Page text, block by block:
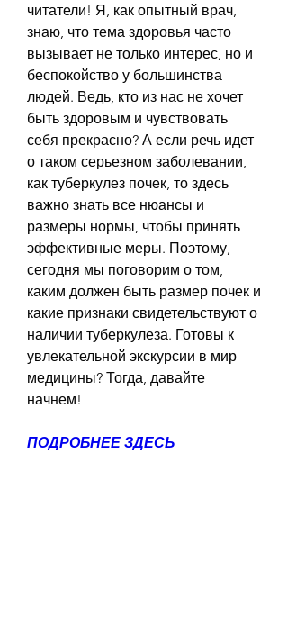
читатели! Я, как опытный врач,
знаю, что тема здоровья часто
вызывает не только интерес, но и
беспокойство у большинства
людей. Ведь, кто из нас не хочет
быть здоровым и чувствовать
себя прекрасно? А если речь идет
о таком серьезном заболевании,
как туберкулез почек, то здесь
важно знать все нюансы и
размеры нормы, чтобы принять
эффективные меры. Поэтому,
сегодня мы поговорим о том,
каким должен быть размер почек и
какие признаки свидетельствуют о
наличии туберкулеза. Готовы к
увлекательной экскурсии в мир
медицины? Тогда, давайте
начнем!
ПОДРОБНЕЕ ЗДЕСЬ